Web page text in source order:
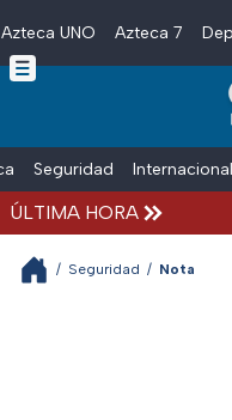
Skip to main content
Azteca UNO Azteca 7
Seguridad Internacional
ÚLTIMA HORA
/ Seguridad / Nota